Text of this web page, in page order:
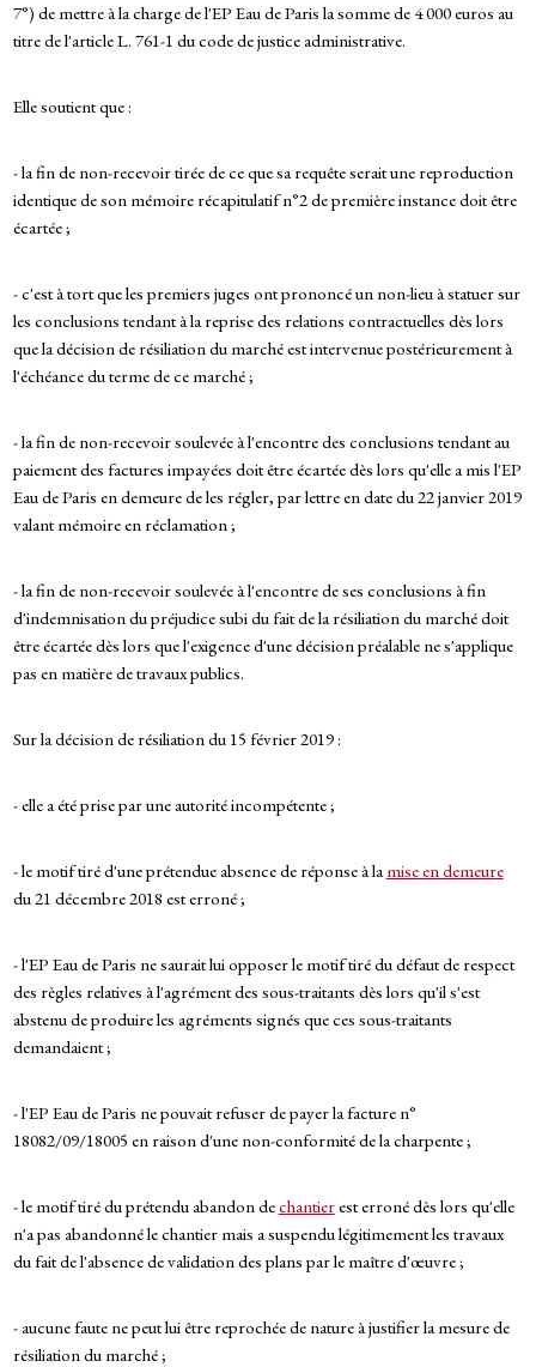
7°) de mettre à la charge de l'EP Eau de Paris la somme de 4 000 euros au
titre de l'article L. 761-1 du code de justice administrative.
Elle soutient que :
- la fin de non-recevoir tirée de ce que sa requête serait une reproduction
identique de son mémoire récapitulatif n°2 de première instance doit être
écartée ;
- c'est à tort que les premiers juges ont prononcé un non-lieu à statuer sur
les conclusions tendant à la reprise des relations contractuelles dès lors
que la décision de résiliation du marché est intervenue postérieurement à
l'échéance du terme de ce marché ;
- la fin de non-recevoir soulevée à l'encontre des conclusions tendant au
paiement des factures impayées doit être écartée dès lors qu'elle a mis l'EP
Eau de Paris en demeure de les régler, par lettre en date du 22 janvier 2019
valant mémoire en réclamation ;
- la fin de non-recevoir soulevée à l'encontre de ses conclusions à fin
d'indemnisation du préjudice subi du fait de la résiliation du marché doit
être écartée dès lors que l'exigence d'une décision préalable ne s'applique
pas en matière de travaux publics.
Sur la décision de résiliation du 15 février 2019 :
- elle a été prise par une autorité incompétente ;
- le motif tiré d'une prétendue absence de réponse à lamise en demeure
du 21 décembre 2018 est erroné ;
- l'EP Eau de Paris ne saurait lui opposer le motif tiré du défaut de respect
des règles relatives à l'agrément des sous-traitants dès lors qu'il s'est
abstenu de produire les agréments signés que ces sous-traitants
demandaient ;
- l'EP Eau de Paris ne pouvait refuser de payer la facture n°
18082/09/18005 en raison d'une non-conformité de la charpente ;
- le motif tiré du prétendu abandon dechantierest erroné dès lors qu'elle
n'a pas abandonné le chantier mais a suspendu légitimement les travaux
du fait de l'absence de validation des plans par le maître d'œuvre ;
- aucune faute ne peut lui être reprochée de nature à justifier la mesure de
résiliation du marché ;